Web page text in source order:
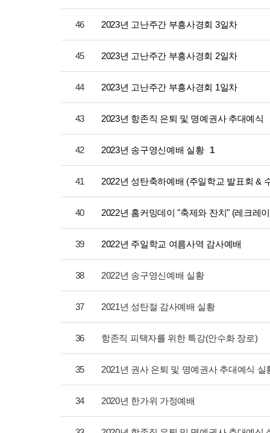
46 2023년 고난주간 부흥사경회 3일차
45 2023년 고난주간 부흥사경회 2일차
44 2023년 고난주간 부흥사경회 1일차
43 2023년 항존직 은퇴 및 명예권사 추대예식
42 2023년 송구영신예배 실황 1
41 2022년 성탄축하예배 (주일학교 발표회 &
40 2022년 홈커밍데이 "축제와 잔치" (레크레
39 2022년 주일학교 여름사역 감사예배
38 2022년 송구영신예배 실황
37 2021년 성탄절 감사예배 실황
36 항존직 피택자를 위한 특강(안수화 장로)
35 2021년 권사 은퇴 및 명예권사 추대예식 실
34 2020년 한가위 가정예배